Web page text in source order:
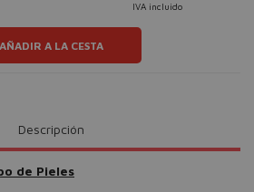
IVA incluido
AÑADIR A LA CESTA
Descripción
de Pieles